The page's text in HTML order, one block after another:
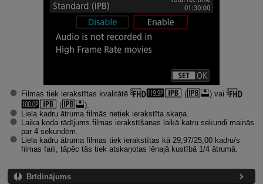
Filmas tiek ierakstītas kvalitātē (
) vai
(
).
Liela kadru ātruma filmās netiek ierakstīta skaņa.
Laika koda rādījums filmas ierakstīšanas laikā katru sekundi mainās
par 4 sekundēm.
Liela kadru ātruma filmas tiek ierakstītas kā 29,97/25,00 kadru/s
filmas faili, tāpēc tās tiek atskaņotas lēnajā kustībā 1/4 ātrumā.
Brīdinājums